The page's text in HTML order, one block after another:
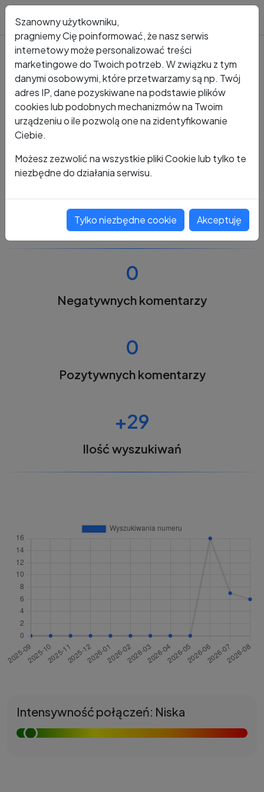
Kto dzwonił? Numer +48 483 241 625 0
+48 483 241 625 0
0
Negatywnych komentarzy
0
Pozytywnych komentarzy
+29
Ilość wyszukiwań
Intensywność połączeń: Niska
Szanowny użytkowniku,
pragniemy Cię poinformować, że nasz serwis
internetowy może personalizować treści
marketingowe do Twoich potrzeb. W związku z tym
danymi osobowymi, które przetwarzamy są np. Twój
adres IP, dane pozyskiwane na podstawie plików
cookies lub podobnych mechanizmów na Twoim
urządzeniu o ile pozwolą one na zidentyfikowanie
Ciebie.
Możesz zezwolić na wszystkie pliki Cookie lub tylko te
niezbędne do działania serwisu.
Tylko niezbędne cookie Akceptuję